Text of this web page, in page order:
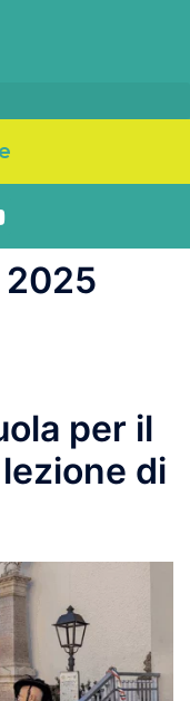
2025
per il
di